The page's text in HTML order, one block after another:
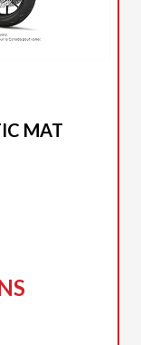
MAT